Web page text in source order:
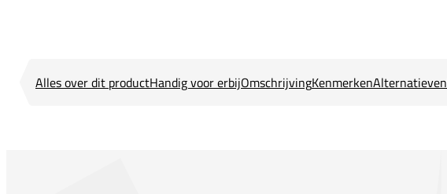
Alles over dit productHandig voor erbijOmschrijvingKenmerkenAlternatieven